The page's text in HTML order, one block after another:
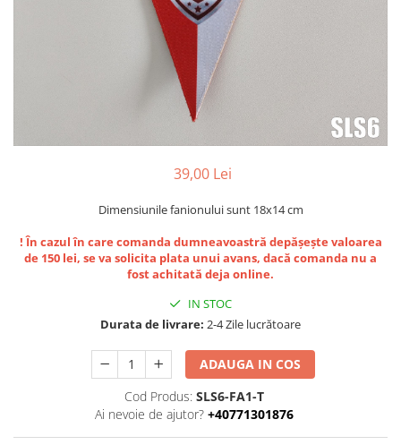
Bidoane si termosuri sportive
39,00 Lei
Dimensiunile fanionului sunt 18x14 cm
! În cazul în care comanda dumneavoastră depășește valoarea
de 150 lei, se va solicita plata unui avans, dacă comanda nu a
fost achitată deja online.
IN STOC
Durata de livrare: 2-4 Zile lucrătoare
ADAUGA IN COS
Cod Produs: SLS6-FA1-T
Ai nevoie de ajutor? +40771301876